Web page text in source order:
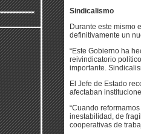
Sindicalismo
Durante este mismo
definitivamente un
“Este Gobierno ha
reivindicatorio
importante.
El Jefe de Estado
afectaban
“Cuando
inestabilidad, de
cooperativas de